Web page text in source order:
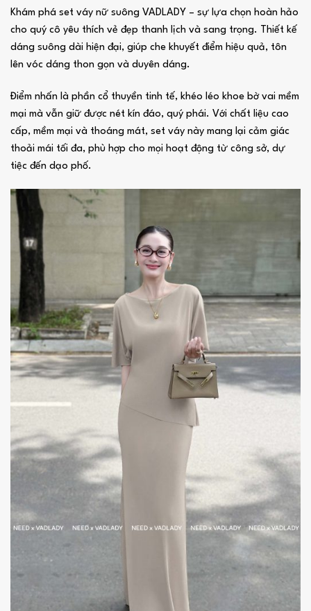
Khám phá set váy nữ suông VADLADY – sự lựa chọn hoàn hảo
cho quý cô yêu thích vẻ đẹp thanh lịch và sang trọng. Thiết kế
dáng suông dài hiện đại, giúp che khuyết điểm hiệu quả, tôn
lên vóc dáng thon gọn và duyên dáng.
Điểm nhấn là phần cổ thuyền tinh tế, khéo léo khoe bờ vai mềm
mại mà vẫn giữ được nét kín đáo, quý phái. Với chất liệu cao
cấp, mềm mại và thoáng mát, set váy này mang lại cảm giác
thoải mái tối đa, phù hợp cho mọi hoạt động từ công sở, dự
tiệc đến dạo phố.